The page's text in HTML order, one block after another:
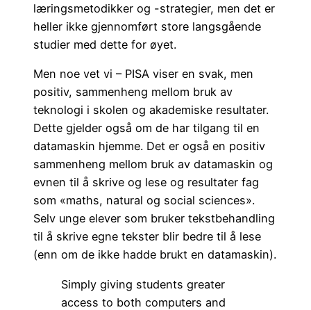
læringsmetodikker og -strategier, men det er
heller ikke gjennomført store langsgående
studier med dette for øyet.
Men noe vet vi – PISA viser en svak, men
positiv, sammenheng mellom bruk av
teknologi i skolen og akademiske resultater.
Dette gjelder også om de har tilgang til en
datamaskin hjemme. Det er også en positiv
sammenheng mellom bruk av datamaskin og
evnen til å skrive og lese og resultater fag
som «maths, natural og social sciences».
Selv unge elever som bruker tekstbehandling
til å skrive egne tekster blir bedre til å lese
(enn om de ikke hadde brukt en datamaskin).
Simply giving students greater
access to both computers and